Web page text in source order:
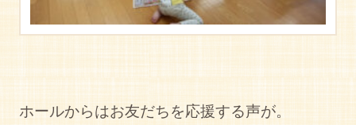
ホールからはお友だちを応援する声が。